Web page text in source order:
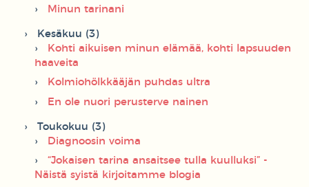
Minun tarinani
Kesäkuu (3)
Kohti aikuisen minun elämää, kohti lapsuuden
haaveita
Kolmiohölkkääjän puhdas ultra
En ole nuori perusterve nainen
Toukokuu (3)
Diagnoosin voima
“Jokaisen tarina ansaitsee tulla kuulluksi” -
Näistä syistä kirjoitamme blogia